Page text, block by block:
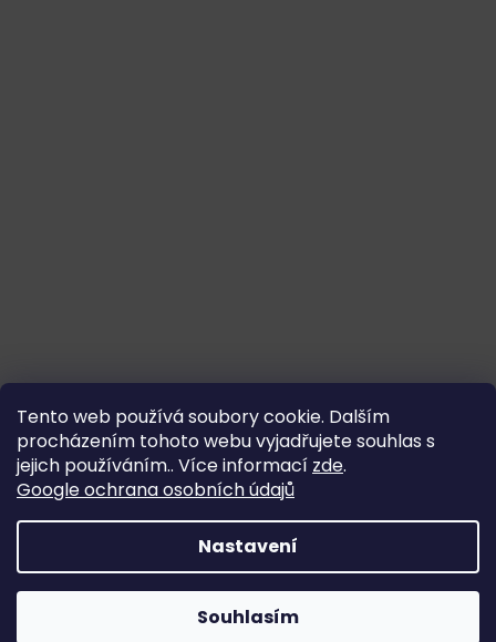
Tento web používá soubory cookie. Dalším
procházením tohoto webu vyjadřujete souhlas s
jejich používáním.. Více informací zde.
Google ochrana osobních údajů
Nastavení
Souhlasím